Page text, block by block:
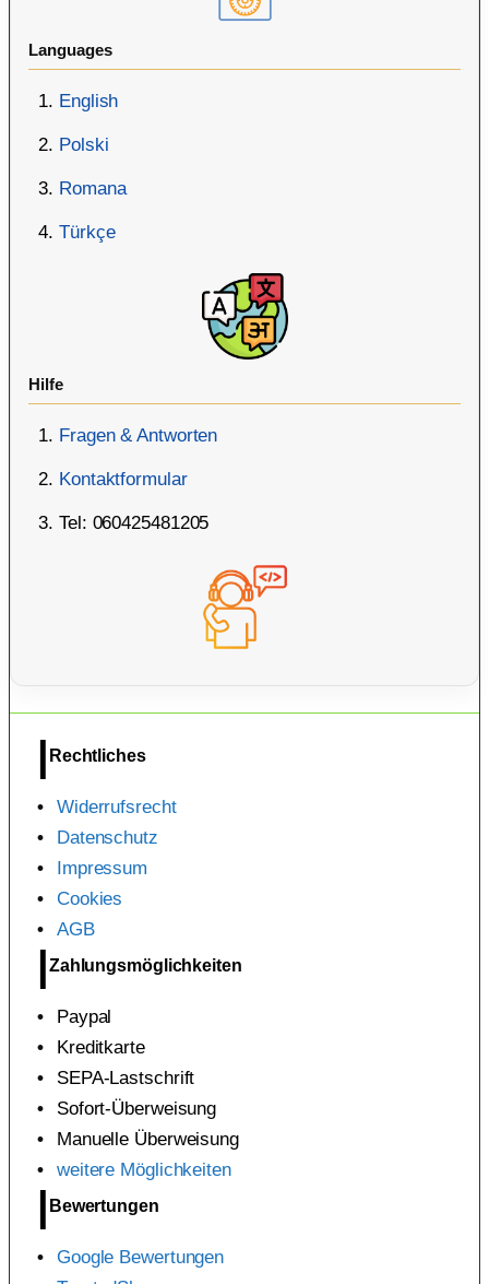
Languages
English
Polski
Romana
Türkçe
Hilfe
Fragen & Antworten
Kontaktformular
Tel: 060425481205
Rechtliches
Widerrufsrecht
Datenschutz
Impressum
Cookies
AGB
Zahlungsmöglichkeiten
Paypal
Kreditkarte
SEPA-Lastschrift
Sofort-Überweisung
Manuelle Überweisung
weitere Möglichkeiten
Bewertungen
Google Bewertungen